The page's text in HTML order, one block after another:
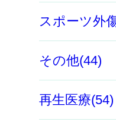
スポーツ外
その他(44)
再生医療(54)